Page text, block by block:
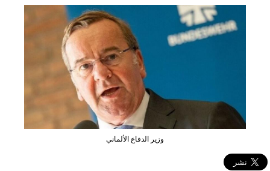
وزير الدفاع الألماني